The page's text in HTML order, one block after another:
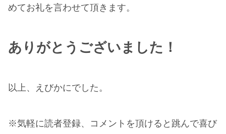
めてお礼を言わせて頂きます。
ありがとうございました！
以上、えびかにでした。
※気軽に読者登録、コメントを頂けると跳んで喜び